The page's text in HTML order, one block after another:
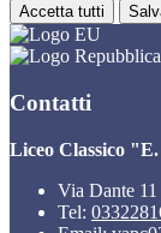
Accetta tutti
Contatti
Liceo Classico
Via Dante
Tel: